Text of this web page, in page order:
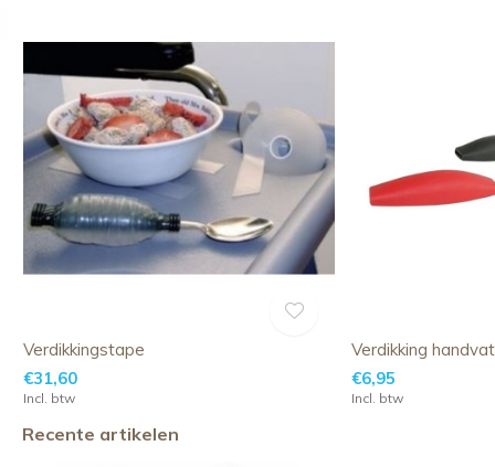
Verdikkingstape
€31,60
Incl. btw
Verdikking handvat
€6,95
Incl. btw
Recente artikelen